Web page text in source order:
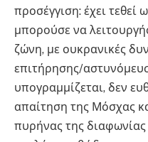
προσέγγιση: έχει τεθεί
μπορούσε να
ζώνη, με ουκρανικές
επιτήρησης/
υπογραμμίζεται, δεν
απαίτηση της Μόσχας
πυρήνας της